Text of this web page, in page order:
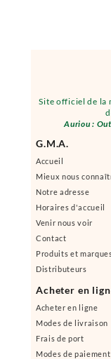
Site officiel de la
Auriou :
G.M.A.
Accueil
Mieux nous
Notre adresse
Horaires d'accueil
Venir nous voir
Contact
Produits et
Distributeurs
Acheter en
Acheter en ligne
Modes de livraison
Frais de port
Modes de paiement